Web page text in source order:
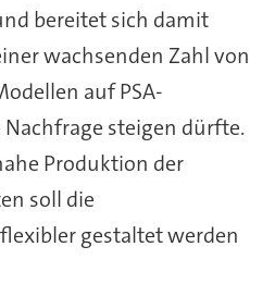
bereitet sich damit
wachsenden Zahl von
auf PSA-
steigen dürfte.
Produktion der
soll die
gestaltet werden